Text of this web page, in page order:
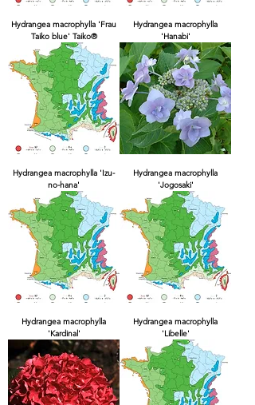
Hydrangea macrophylla 'Frau
Taiko blue' Taiko®
Hydrangea macrophylla
'Hanabi'
Hydrangea macrophylla 'Izu-
no-hana'
Hydrangea macrophylla
'Jogosaki'
Hydrangea macrophylla
'Kardinal'
Hydrangea macrophylla
'Libelle'